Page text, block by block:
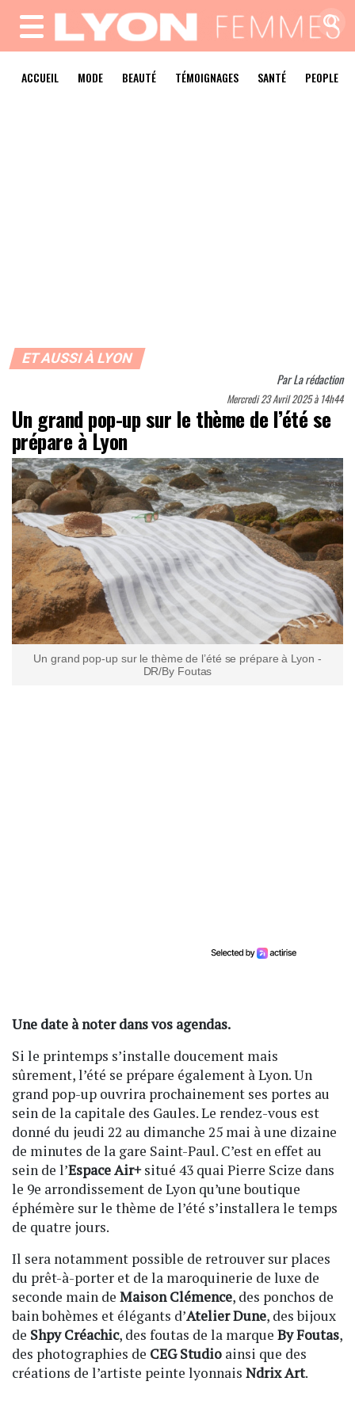
MENU
ACCUEIL MODE BEAUTÉ TÉMOIGNAGES SANTÉ PEOPLE
ET AUSSI À LYON
ParLa rédaction
Mercredi 23 Avril 2025 à 14h44
Un grand pop-up sur le thème de l’été se
prépare à Lyon
Un grand pop-up sur le thème de l’été se prépare à Lyon -
DR/By Foutas
Une date à noter dans vos agendas.
Si le printemps s’installe doucement mais
sûrement, l’été se prépare également à Lyon. Un
grand pop-up ouvrira prochainement ses portes au
sein de la capitale des Gaules. Le rendez-vous est
donné du jeudi 22 au dimanche 25 mai à une dizaine
de minutes de la gare Saint-Paul. C’est en effet au
sein de l’Espace Air+situé 43 quai Pierre Scize dans
le 9e arrondissement de Lyon qu’une boutique
éphémère sur le thème de l’été s’installera le temps
de quatre jours.
Il sera notamment possible de retrouver sur places
du prêt-à-porter et de la maroquinerie de luxe de
seconde main de Maison Clémence, des ponchos de
bain bohèmes et élégants d’Atelier Dune, des bijoux
de Shpy Créachic, des foutas de la marque By Foutas,
des photographies de CEG Studio ainsi que des
créations de l’artiste peinte lyonnais Ndrix Art.